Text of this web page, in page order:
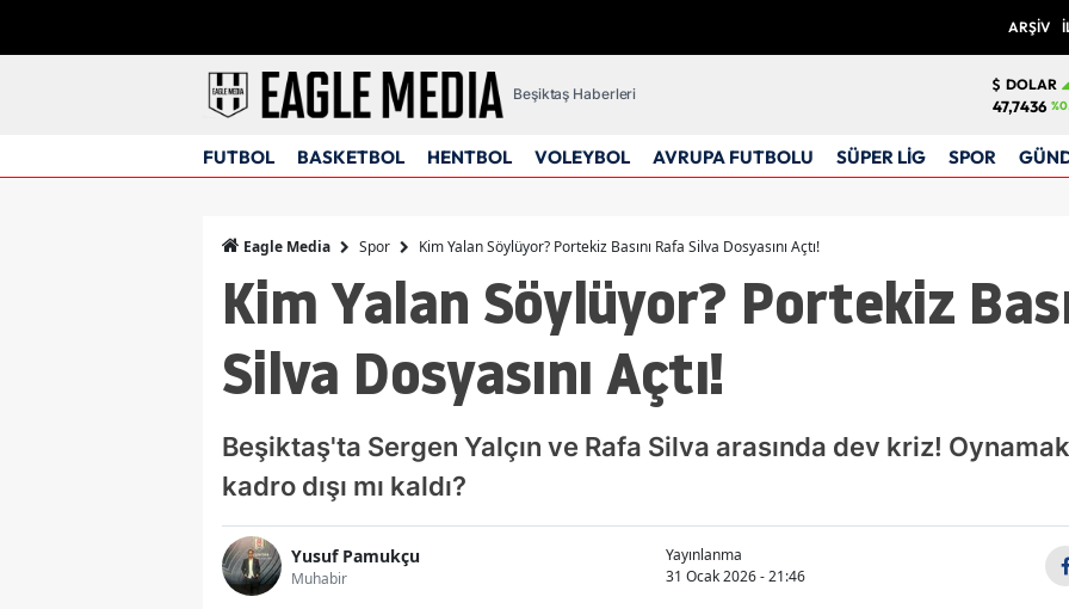
ARŞİV
Beşiktaş Haberleri
DOLAR
47,7436
FUTBOL BASKETBOL HENTBOL VOLEYBOL AVRUPA FUTBOLU SÜPER LİG SPOR
Eagle Media Spor Kim Yalan Söylüyor? Portekiz Basını Rafa Silva Dosyasını Açtı!
Kim Yalan Söylüyor? Portekiz
Silva Dosyasını Açtı!
Beşiktaş'ta Sergen Yalçın ve Rafa Silva arasında dev kriz!
kadro dışı mı kaldı?
Yusuf Pamukçu
Muhabir
Yayınlanma
31 Ocak 2026 - 21:46